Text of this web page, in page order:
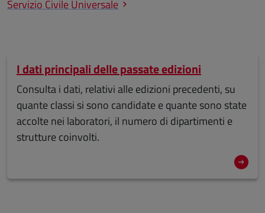
Servizio Civile Universale
I dati principali delle passate edizioni
Consulta i dati, relativi alle edizioni precedenti, su
quante classi si sono candidate e quante sono state
accolte nei laboratori, il numero di dipartimenti e
strutture coinvolti.